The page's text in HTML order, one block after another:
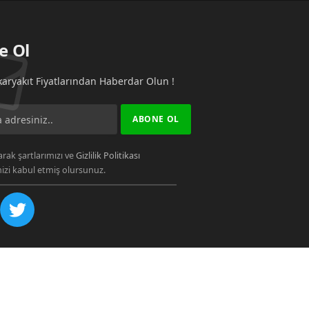
Ol
Fiyatlarından Haberdar Olun !
şartlarımızı veGizlilik Politikası
kabul etmiş olursunuz.